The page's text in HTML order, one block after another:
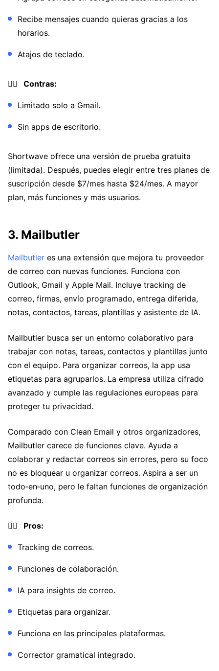
Recibe mensajes cuando quieras gracias a los
horarios.
Atajos de teclado.
👎🏼 Contras:
Limitado solo a Gmail.
Sin apps de escritorio.
Shortwave ofrece una versión de prueba gratuita
(limitada). Después, puedes elegir entre tres planes de
suscripción desde $7/mes hasta $24/mes. A mayor
plan, más funciones y más usuarios.
3. Mailbutler
Mailbutler es una extensión que mejora tu proveedor
de correo con nuevas funciones. Funciona con
Outlook, Gmail y Apple Mail. Incluye tracking de
correo, firmas, envío programado, entrega diferida,
notas, contactos, tareas, plantillas y asistente de IA.
Mailbutler busca ser un entorno colaborativo para
trabajar con notas, tareas, contactos y plantillas junto
con el equipo. Para organizar correos, la app usa
etiquetas para agruparlos. La empresa utiliza cifrado
avanzado y cumple las regulaciones europeas para
proteger tu privacidad.
Comparado con Clean Email y otros organizadores,
Mailbutler carece de funciones clave. Ayuda a
colaborar y redactar correos sin errores, pero su foco
no es bloquear u organizar correos. Aspira a ser un
todo‑en‑uno, pero le faltan funciones de organización
profunda.
👍🏼 Pros:
Tracking de correos.
Funciones de colaboración.
IA para insights de correo.
Etiquetas para organizar.
Funciona en las principales plataformas.
Corrector gramatical integrado.